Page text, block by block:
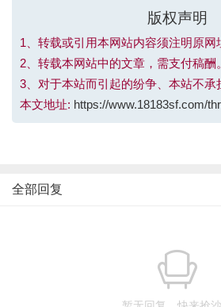
版权声明
1、转载或引用本网站内容须注明原网
2、转载本网站中的文章，需支付稿酬。
3、对于本站而引起的纷争、本站不承
本文地址: https://www.18183sf.com/
全部回复